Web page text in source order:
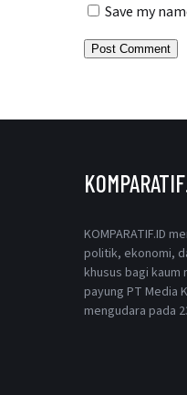
Save my
KOMPARATIF.ID
politik, ekonomi,
khusus bagi kaum
payung PT Media
mengudara pada